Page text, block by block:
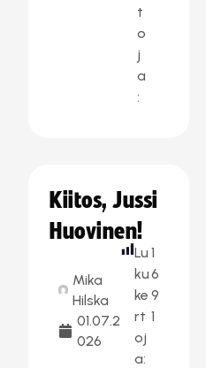
t
o
j
a
:
Kiitos, Jussi
Huovinen!
Mika
Hilska
01.07.2
026
Lu
ku
ke
rt
oj
a:
1
6
9
1